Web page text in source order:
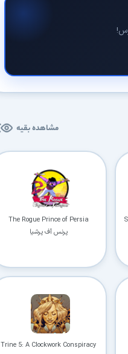
مشاهده بقیه
The Rogue Prince of Persia
پرنس آف پرشیا
Trine 5: A Clockwork Conspiracy